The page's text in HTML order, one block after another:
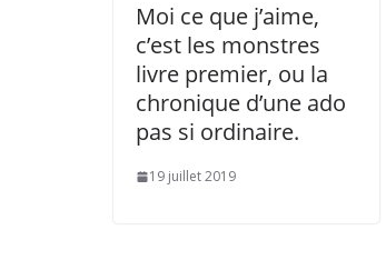
Moi ce que j’aime,
c’est les monstres
livre premier, ou la
chronique d’une ado
pas si ordinaire.
19 juillet 2019